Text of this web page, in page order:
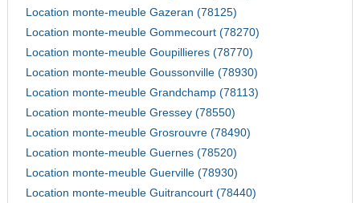
Location monte-meuble Gazeran (78125)
Location monte-meuble Gommecourt (78270)
Location monte-meuble Goupillieres (78770)
Location monte-meuble Goussonville (78930)
Location monte-meuble Grandchamp (78113)
Location monte-meuble Gressey (78550)
Location monte-meuble Grosrouvre (78490)
Location monte-meuble Guernes (78520)
Location monte-meuble Guerville (78930)
Location monte-meuble Guitrancourt (78440)